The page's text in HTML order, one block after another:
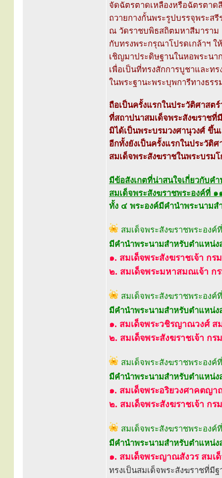
จัดฉัตรตาดเหลืองหรือฉัตรตา
ถวายกางกั้นพระรูปบรรจุพระสรี
ณ วัดราชบพิธสถิตมหาสีมาราม
กับทรงพระกรุณาโปรดเกล้าฯ ใ
เชิญมาประดิษฐานในหอพระนา
เพื่อเป็นที่ทรงสักการบูชาและท
ในพระฐานะพระบุพการีทางธรร
ถือเป็นครั้งแรกในประวัติศาสต
ที่สถาปนาสมเด็จพระสังฆราช
มิได้เป็นพระบรมวงศานุวงศ์ ขึ้น
อีกทั้งยังเป็นครั้งแรกในประวัติ
สมเด็จพระสังฆราชในพระบรม
มีข้อสังเกตที่น่าสนใจเกี่ยวกับค
สมเด็จพระสังฆราชพระองค์ที่
ทั้ง ๔ พระองค์มีคำนำพระนามส
สมเด็จพระสังฆราชพระอง
มีคำนำพระนามสำหรับตำแหน่ง
๑. สมเด็จพระสังฆราชเจ้า ก
๒. สมเด็จพระมหาสมณเจ้า ก
สมเด็จพระสังฆราชพระอง
มีคำนำพระนามสำหรับตำแหน่ง
๑. สมเด็จพระวชิรญาณวงศ์
๒. สมเด็จพระสังฆราชเจ้า ก
สมเด็จพระสังฆราชพระอง
มีคำนำพระนามสำหรับตำแหน่ง
๑. สมเด็จพระอริยวงศาคตญ
๒. สมเด็จพระสังฆราชเจ้า ก
สมเด็จพระสังฆราชพระอง
มีคำนำพระนามสำหรับตำแหน่ง
๑. สมเด็จพระญาณสังวร สมเ
ทรงเป็นสมเด็จพระสังฆราชที่มี